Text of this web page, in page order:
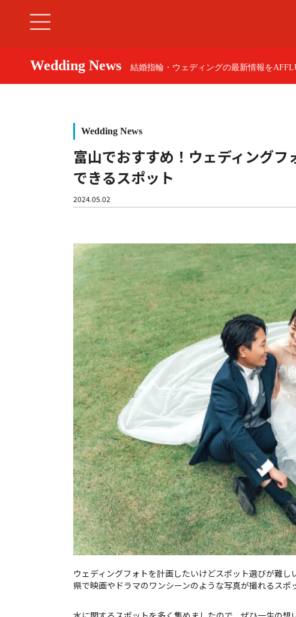
婚約指輪
結婚指輪
パーフェクト
セットリング
パ
オ
Wedding News 結婚指輪・ウェディングの最新情報を
Wedding News
富山でおすすめ！ウェディング
できるスポット
2024.05.02
ウェディングフォトを計画したいけどスポット選びが難
県で映画やドラマのワンシーンのような写真が撮れるスポ